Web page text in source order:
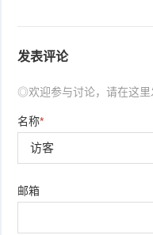
发表评论
◎欢迎参与讨论，请在这里
名称*
邮箱